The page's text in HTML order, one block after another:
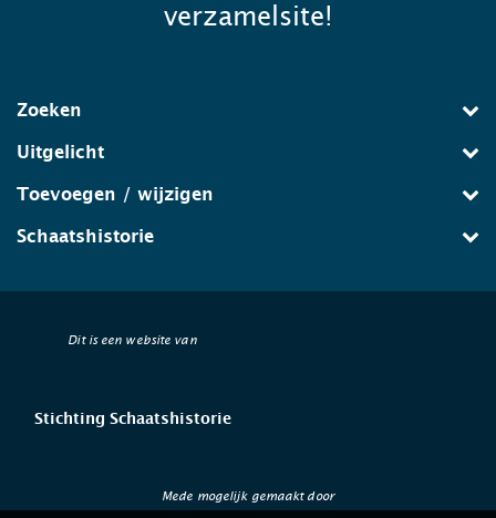
verzamelsite!
Zoeken
Uitgelicht
Toevoegen / wijzigen
Schaatshistorie
Dit is een website van
Stichting Schaatshistorie
Mede mogelijk gemaakt door